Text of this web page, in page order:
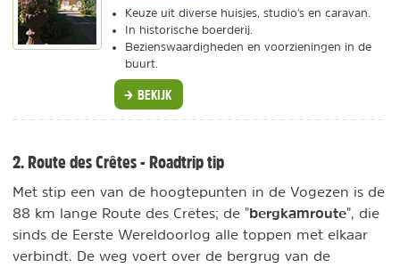
Keuze uit diverse huisjes, studio's en caravan.
In historische boerderij.
Bezienswaardigheden en voorzieningen in de
buurt.
BEKIJK
2. Route des Crêtes - Roadtrip tip
Met stip een van de hoogtepunten in de Vogezen is de
88 km lange Route des Crêtes; de "bergkamroute", die
sinds de Eerste Wereldoorlog alle toppen met elkaar
verbindt. De weg voert over de bergrug van de